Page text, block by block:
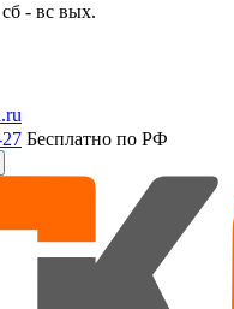
- вс вых.
Бесплатно по РФ